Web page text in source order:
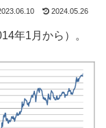
2024.05.26
年1月から）。